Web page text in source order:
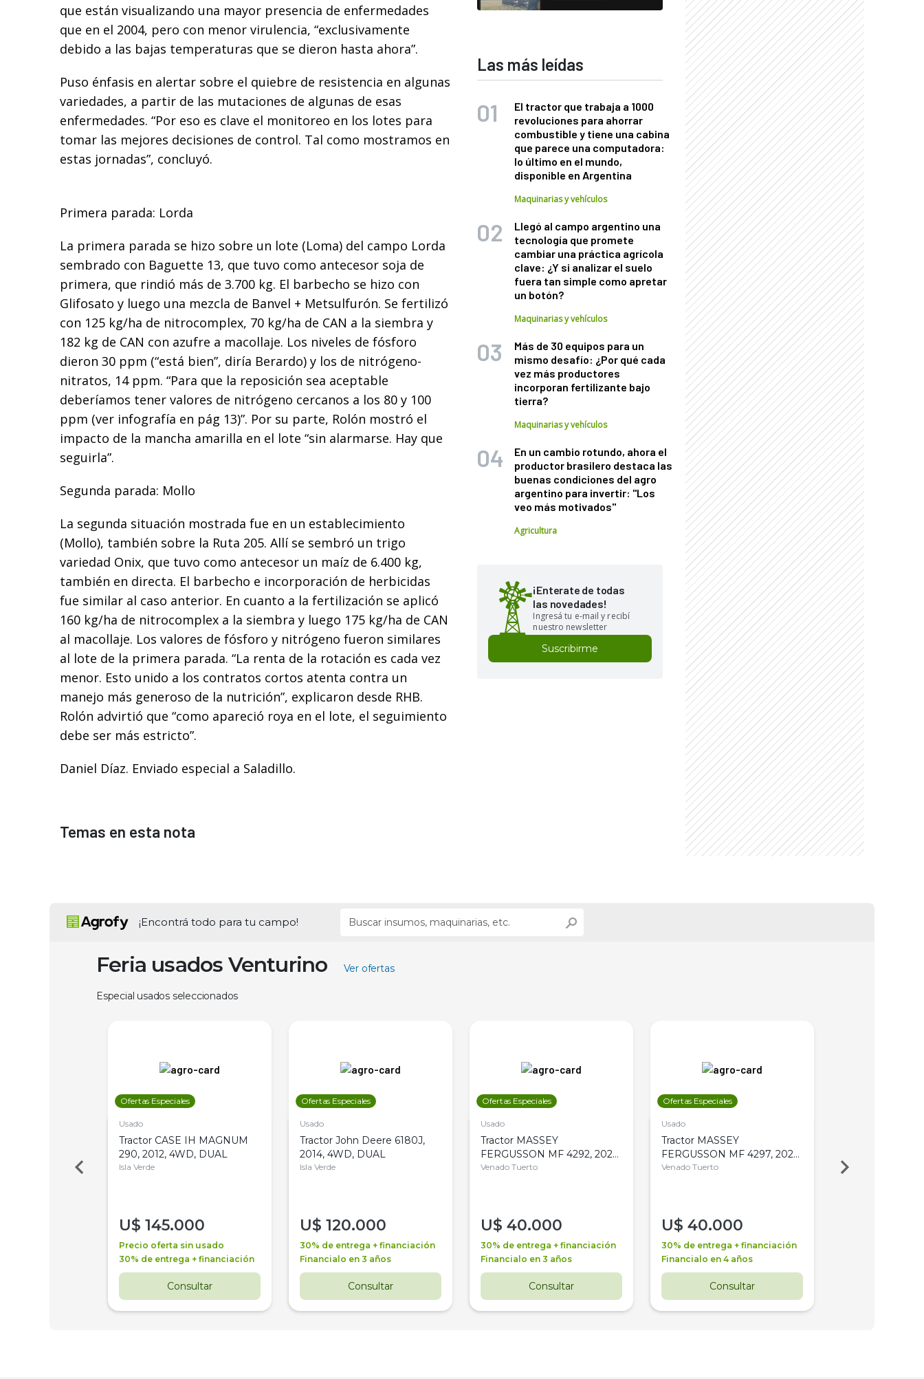
que están visualizando una mayor presencia de enfermedades
que en el 2004, pero con menor virulencia, “exclusivamente
debido a las bajas temperaturas que se dieron hasta ahora”.
Puso énfasis en alertar sobre el quiebre de resistencia en algunas
variedades, a partir de las mutaciones de algunas de esas
enfermedades. “Por eso es clave el monitoreo en los lotes para
tomar las mejores decisiones de control. Tal como mostramos en
estas jornadas”, concluyó.
Primera parada: Lorda
La primera parada se hizo sobre un lote (Loma) del campo Lorda
sembrado con Baguette 13, que tuvo como antecesor soja de
primera, que rindió más de 3.700 kg. El barbecho se hizo con
Glifosato y luego una mezcla de Banvel + Metsulfurón. Se fertilizó
con 125 kg/ha de nitrocomplex, 70 kg/ha de CAN a la siembra y
182 kg de CAN con azufre a macollaje. Los niveles de fósforo
dieron 30 ppm (“está bien”, diría Berardo) y los de nitrógeno-
nitratos, 14 ppm. “Para que la reposición sea aceptable
deberíamos tener valores de nitrógeno cercanos a los 80 y 100
ppm (ver infografía en pág 13)”. Por su parte, Rolón mostró el
impacto de la mancha amarilla en el lote “sin alarmarse. Hay que
seguirla”.
Segunda parada: Mollo
La segunda situación mostrada fue en un establecimiento
(Mollo), también sobre la Ruta 205. Allí se sembró un trigo
variedad Onix, que tuvo como antecesor un maíz de 6.400 kg,
también en directa. El barbecho e incorporación de herbicidas
fue similar al caso anterior. En cuanto a la fertilización se aplicó
160 kg/ha de nitrocomplex a la siembra y luego 175 kg/ha de CAN
al macollaje. Los valores de fósforo y nitrógeno fueron similares
al lote de la primera parada. “La renta de la rotación es cada vez
menor. Esto unido a los contratos cortos atenta contra un
manejo más generoso de la nutrición”, explicaron desde RHB.
Rolón advirtió que “como apareció roya en el lote, el seguimiento
debe ser más estricto”.
Daniel Díaz. Enviado especial a Saladillo.
Las más leídas
El tractor que trabaja a 1000
revoluciones para ahorrar
combustible y tiene una cabina
que parece una computadora:
lo último en el mundo,
disponible en Argentina
Maquinarias y vehículos
Llegó al campo argentino una
tecnología que promete
cambiar una práctica agrícola
clave: ¿Y si analizar el suelo
fuera tan simple como apretar
un botón?
Maquinarias y vehículos
Más de 30 equipos para un
mismo desafío: ¿Por qué cada
vez más productores
incorporan fertilizante bajo
tierra?
Maquinarias y vehículos
En un cambio rotundo, ahora el
productor brasilero destaca las
buenas condiciones del agro
argentino para invertir: "Los
veo más motivados"
Agricultura
¡Enterate de todas
las novedades!
Ingresá tu e-mail y recibí
nuestro newsletter
Suscribirme
Temas en esta nota
¡Encontrá todo para tu campo!
Feria usados Venturino Ver ofertas
Especial usados seleccionados
Ofertas Especiales
Usado
Tractor CASE IH MAGNUM
290, 2012, 4WD, DUAL
Isla Verde
U$ 145.000
Precio oferta sin usado
30% de entrega + financiación
Consultar
Ofertas Especiales
Usado
Tractor John Deere 6180J,
2014, 4WD, DUAL
Isla Verde
U$ 120.000
30% de entrega + financiación
Financialo en 3 años
Consultar
Ofertas Especiales
Usado
Tractor MASSEY
FERGUSSON MF 4292, 2020,
4WD, PATON
Venado Tuerto
U$ 40.000
30% de entrega + financiación
Financialo en 3 años
Consultar
Ofertas Especiales
Usado
Tractor MASSEY
FERGUSSON MF 4297, 2020,
4WD, PATON
Venado Tuerto
U$ 40.000
30% de entrega + financiación
Financialo en 4 años
Consultar
Venado Tuerto